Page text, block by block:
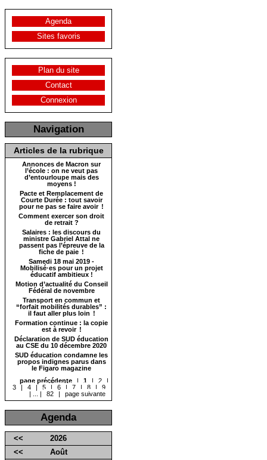
Agenda
Sites favoris
Plan du site
Contact
Connexion
Navigation
Articles de la rubrique
Annonces de Macron sur
l’école : on ne veut pas
d’entourloupe mais des
moyens !
Pacte et Remplacement de
Courte Durée : tout savoir
pour ne pas se faire avoir !
Comment exercer son droit
de retrait ?
Salaires : les discours du
ministre Gabriel Attal ne
passent pas l’épreuve de la
fiche de paie !
Samedi 18 mai 2019 -
Mobilisé·es pour un projet
éducatif ambitieux !
Motion d’actualité du Conseil
Fédéral de novembre
Transport en commun et
“forfait mobilités durables” :
il faut aller plus loin !
Formation continue : la copie
est à revoir !
Déclaration de SUD éducation
au CSE du 10 décembre 2020
SUD éducation condamne les
propos indignes parus dans
le Figaro magazine
page précédente
| 1 | 2
|
3
| 4 | 5 | 6 | 7 | 8 |
9
|
| 82 | page suivante
Agenda
<<
2026
<<
Août